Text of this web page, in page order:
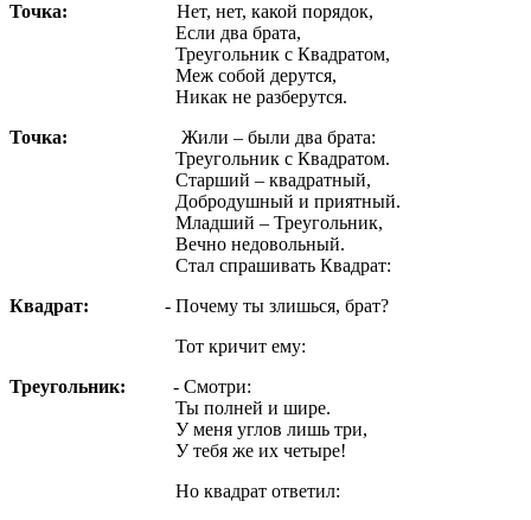
Точка: Нет, нет, какой порядок,
Если два брата,
Треугольник с Квадратом,
Меж собой дерутся,
Никак не разберутся.
Точка: Жили – были два брата:
Треугольник с Квадратом.
Старший – квадратный,
Добродушный и приятный.
Младший – Треугольник,
Вечно недовольный.
Стал спрашивать Квадрат:
Квадрат: - Почему ты злишься, брат?
Тот кричит ему:
Треугольник: - Смотри:
Ты полней и шире.
У меня углов лишь три,
У тебя же их четыре!
Но квадрат ответил: